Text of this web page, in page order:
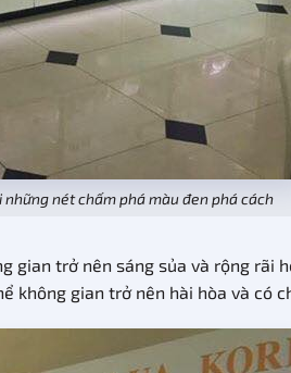
nét chấm phá màu đen phá cách
gian trở nên sáng sủa và rộng rãi
không gian trở nên hài hòa và có